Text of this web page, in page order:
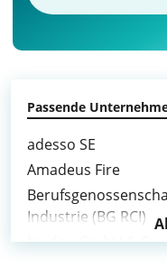
Passende
adesso SE
Amadeus Fire
Industrie (BG RCI)
bindan GmbH & Co.